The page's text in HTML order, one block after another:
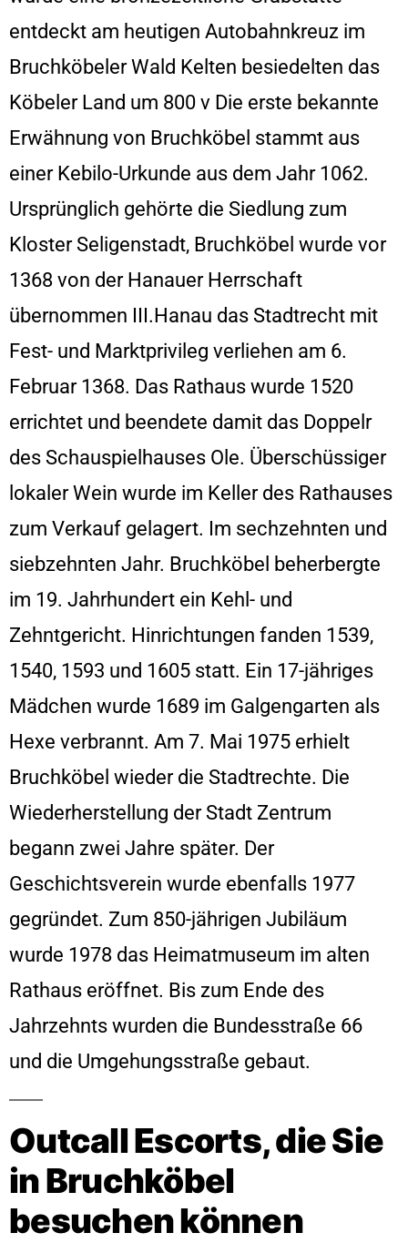
entdeckt am heutigen Autobahnkreuz im
Bruchköbeler Wald Kelten besiedelten das
Köbeler Land um 800 v Die erste bekannte
Erwähnung von Bruchköbel stammt aus
einer Kebilo-Urkunde aus dem Jahr 1062.
Ursprünglich gehörte die Siedlung zum
Kloster Seligenstadt, Bruchköbel wurde vor
1368 von der Hanauer Herrschaft
übernommen III.Hanau das Stadtrecht mit
Fest- und Marktprivileg verliehen am 6.
Februar 1368. Das Rathaus wurde 1520
errichtet und beendete damit das Doppelr
des Schauspielhauses Ole. Überschüssiger
lokaler Wein wurde im Keller des Rathauses
zum Verkauf gelagert. Im sechzehnten und
siebzehnten Jahr. Bruchköbel beherbergte
im 19. Jahrhundert ein Kehl- und
Zehntgericht. Hinrichtungen fanden 1539,
1540, 1593 und 1605 statt. Ein 17-jähriges
Mädchen wurde 1689 im Galgengarten als
Hexe verbrannt. Am 7. Mai 1975 erhielt
Bruchköbel wieder die Stadtrechte. Die
Wiederherstellung der Stadt Zentrum
begann zwei Jahre später. Der
Geschichtsverein wurde ebenfalls 1977
gegründet. Zum 850-jährigen Jubiläum
wurde 1978 das Heimatmuseum im alten
Rathaus eröffnet. Bis zum Ende des
Jahrzehnts wurden die Bundesstraße 66
und die Umgehungsstraße gebaut.
Outcall Escorts, die Sie
in Bruchköbel
besuchen können